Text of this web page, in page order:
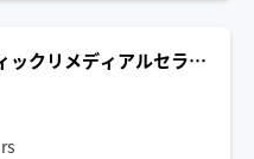
ックリメディアルセラピ